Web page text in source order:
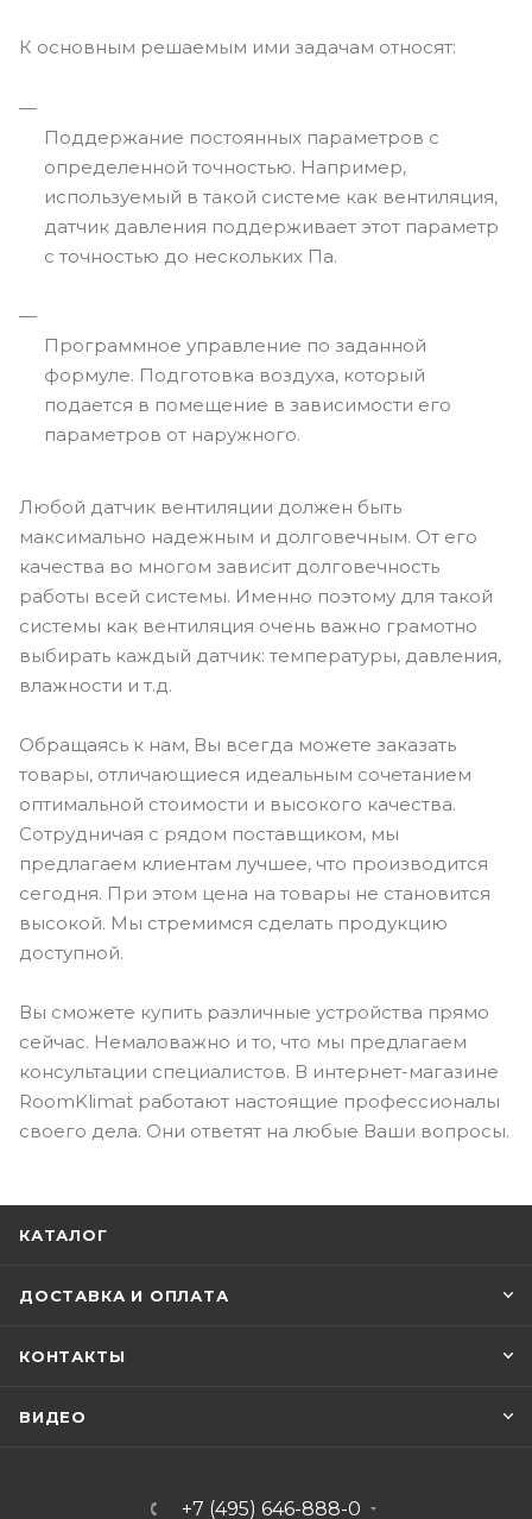
К основным решаемым ими задачам относят:
Поддержание постоянных параметров с
определенной точностью. Например,
используемый в такой системе как вентиляция,
датчик давления поддерживает этот параметр
с точностью до нескольких Па.
Программное управление по заданной
формуле. Подготовка воздуха, который
подается в помещение в зависимости его
параметров от наружного.
Любой датчик вентиляции должен быть
максимально надежным и долговечным. От его
качества во многом зависит долговечность
работы всей системы. Именно поэтому для такой
системы как вентиляция очень важно грамотно
выбирать каждый датчик: температуры, давления,
влажности и т.д.
Обращаясь к нам, Вы всегда можете заказать
товары, отличающиеся идеальным сочетанием
оптимальной стоимости и высокого качества.
Сотрудничая с рядом поставщиком, мы
предлагаем клиентам лучшее, что производится
сегодня. При этом цена на товары не становится
высокой. Мы стремимся сделать продукцию
доступной.
Вы сможете купить различные устройства прямо
сейчас. Немаловажно и то, что мы предлагаем
консультации специалистов. В интернет-магазине
RoomKlimat работают настоящие профессионалы
своего дела. Они ответят на любые Ваши вопросы.
КАТАЛОГ
ДОСТАВКА И ОПЛАТА
КОНТАКТЫ
ВИДЕО
+7 (495) 646-888-0